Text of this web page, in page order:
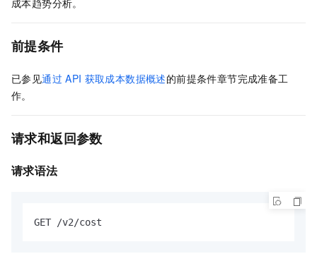
成本趋势分析。
前提条件
已参见通过 API 获取成本数据概述的前提条件章节完成准备工
作。
请求和返回参数
请求语法
GET /v2/cost